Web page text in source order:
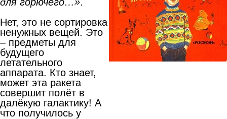
Нет, это не сортировка
ненужных вещей. Это
– предметы для
будущего
летательного
аппарата. Кто знает,
может эта ракета
совершит полёт в
далёкую галактику! А
что получилось у